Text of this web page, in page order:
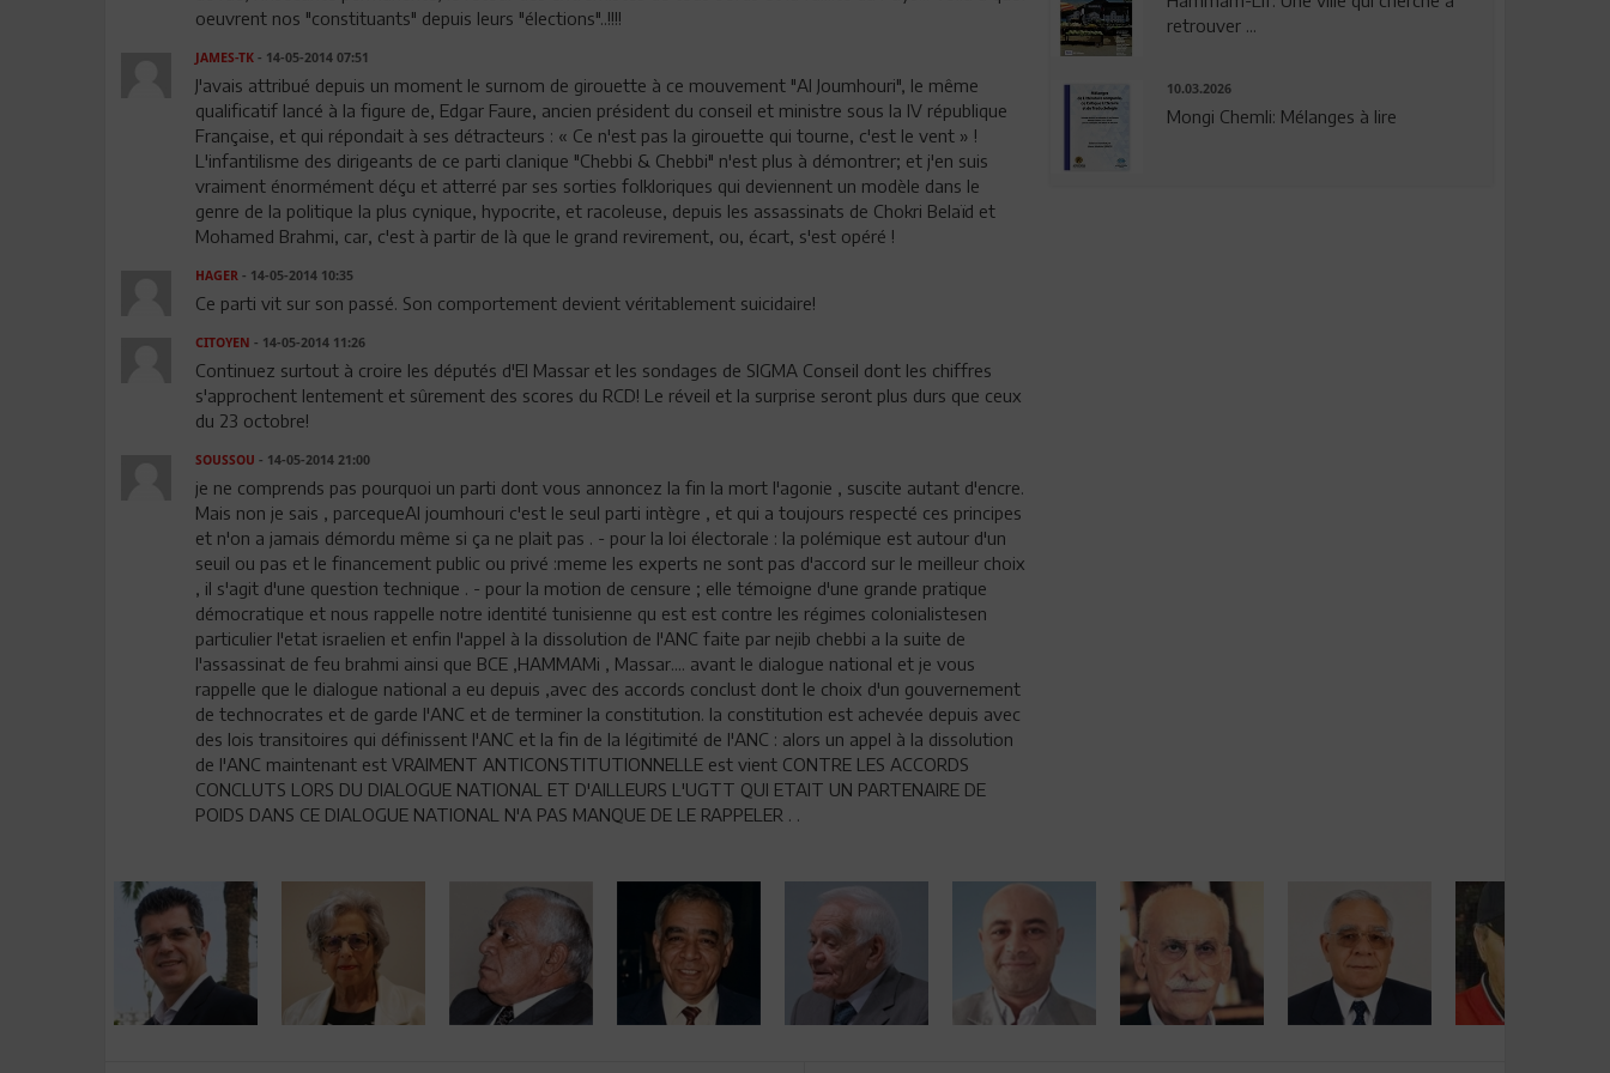
oeuvrent nos "constituants" depuis leurs "élections"..!!!!
JAMES-TK- 14-05-2014 07:51
J'avais attribué depuis un moment le surnom de girouette à ce mouvement "Al Joumhouri", le même
qualificatif lancé à la figure de, Edgar Faure, ancien président du conseil et ministre sous la IV république
Française, et qui répondait à ses détracteurs : « Ce n'est pas la girouette qui tourne, c'est le vent » !
L'infantilisme des dirigeants de ce parti clanique "Chebbi & Chebbi" n'est plus à démontrer; et j'en suis
vraiment énormément déçu et atterré par ses sorties folkloriques qui deviennent un modèle dans le
genre de la politique la plus cynique, hypocrite, et racoleuse, depuis les assassinats de Chokri Belaïd et
Mohamed Brahmi, car, c'est à partir de là que le grand revirement, ou, écart, s'est opéré !
HAGER- 14-05-2014 10:35
Ce parti vit sur son passé. Son comportement devient véritablement suicidaire!
CITOYEN - 14-05-2014 11:26
Continuez surtout à croire les députés d'El Massar et les sondages de SIGMA Conseil dont les chiffres
s'approchent lentement et sûrement des scores du RCD! Le réveil et la surprise seront plus durs que ceux
du 23 octobre!
SOUSSOU - 14-05-2014 21:00
je ne comprends pas pourquoi un parti dont vous annoncez la fin la mort l'agonie , suscite autant d'encre.
Mais non je sais , parcequeAl joumhouri c'est le seul parti intègre , et qui a toujours respecté ces principes
et n'on a jamais démordu même si ça ne plait pas . - pour la loi électorale : la polémique est autour d'un
seuil ou pas et le financement public ou privé :meme les experts ne sont pas d'accord sur le meilleur choix
, il s'agit d'une question technique . - pour la motion de censure ; elle témoigne d'une grande pratique
démocratique et nous rappelle notre identité tunisienne qu est est contre les régimes colonialistesen
particulier l'etat israelien et enfin l'appel à la dissolution de l'ANC faite par nejib chebbi a la suite de
l'assassinat de feu brahmi ainsi que BCE ,HAMMAMi , Massar.... avant le dialogue national et je vous
rappelle que le dialogue national a eu depuis ,avec des accords conclust dont le choix d'un gouvernement
de technocrates et de garde l'ANC et de terminer la constitution. la constitution est achevée depuis avec
des lois transitoires qui définissent l'ANC et la fin de la légitimité de l'ANC : alors un appel à la dissolution
de l'ANC maintenant est VRAIMENT ANTICONSTITUTIONNELLE est vient CONTRE LES ACCORDS
CONCLUTS LORS DU DIALOGUE NATIONAL ET D'AILLEURS L'UGTT QUI ETAIT UN PARTENAIRE DE
POIDS DANS CE DIALOGUE NATIONAL N'A PAS MANQUE DE LE RAPPELER . .
retrouver ...
10.03.2026
Mongi Chemli: Mélanges à lire